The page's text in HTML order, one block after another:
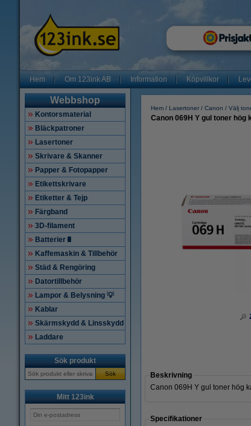
Hem Om 123ink AB Information Köpvillkor
Webbshop
Kontorsmaterial
Bläckpatroner
Lasertoner
Skrivare & Skanner
Papper & Fotopapper
Etikettskrivare
Etiketter & Tejp
Färgband
3D-filament
Batterier🔋
Kaffemaskin & Tillbehör
Städ & Rengöring
Datortillbehör
Lampor & Belysning 💡
Kablar
Skärmskydd & Linsskydd
Laddare
Sök produkt
Sök
Mitt 123ink
Hem Lasertoner Canon Välj
Canon 069H Y gul toner hög
Beskrivning
Canon 069H Y gul toner hög
Specifikationer